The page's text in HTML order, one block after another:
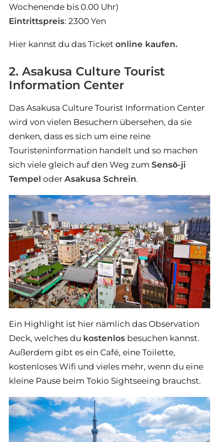
Wochenende bis 0.00 Uhr)
Eintrittspreis: 2300 Yen
Hier kannst du das Ticket online kaufen.
2. Asakusa Culture Tourist
Information Center
Das Asakusa Culture Tourist Information Center
wird von vielen Besuchern übersehen, da sie
denken, dass es sich um eine reine
Touristeninformation handelt und so machen
sich viele gleich auf den Weg zum Sensō-ji
Tempel oder Asakusa Schrein.
Ein Highlight ist hier nämlich das Observation
Deck, welches du kostenlos besuchen kannst.
Außerdem gibt es ein Café, eine Toilette,
kostenloses Wifi und vieles mehr, wenn du eine
kleine Pause beim Tokio Sightseeing brauchst.